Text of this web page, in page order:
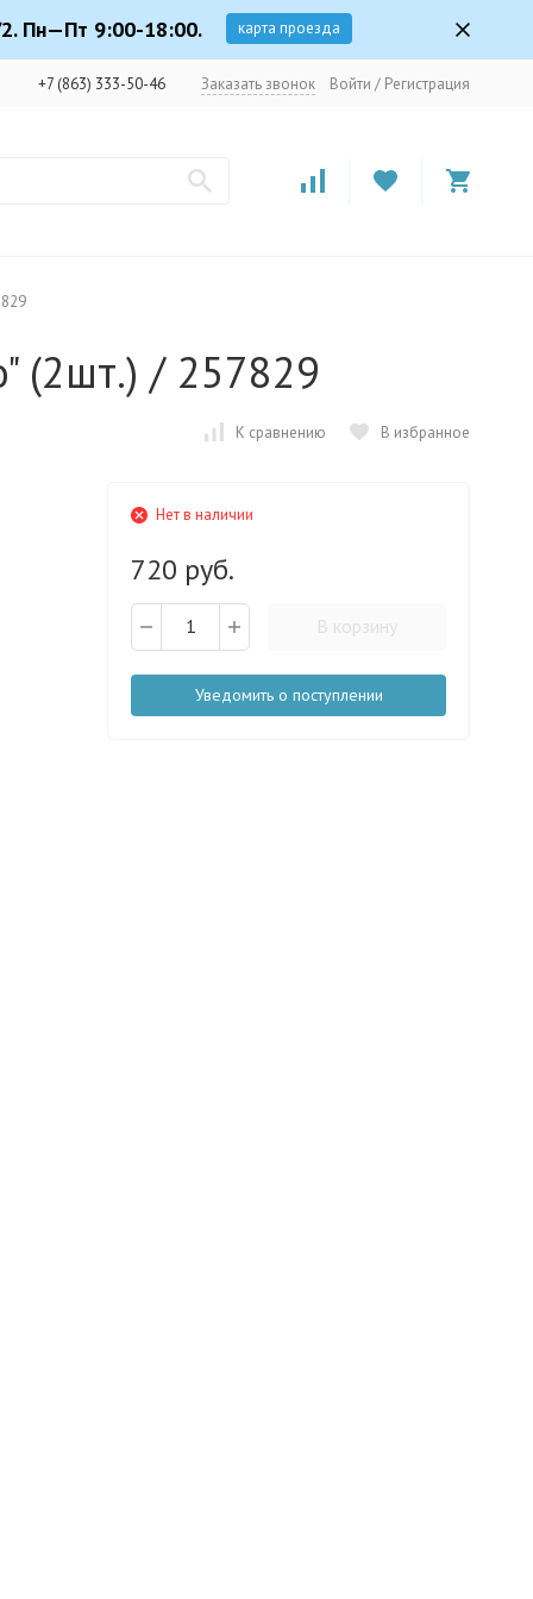
Пн—Пт 9:00-18:00. карта проезда
+7 (863) 333-50-46 Заказать звонок Войти / Регистрация
(2шт.) / 257829
К сравнению В избранное
Нет в наличии
720 руб.
В корзину
Уведомить о поступлении